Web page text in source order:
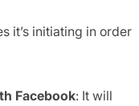
it’s initiating in order
Facebook: It will